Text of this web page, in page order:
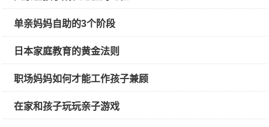
单亲妈妈自助的3个阶段
日本家庭教育的黄金法则
职场妈妈如何才能工作孩子兼顾
在家和孩子玩玩亲子游戏